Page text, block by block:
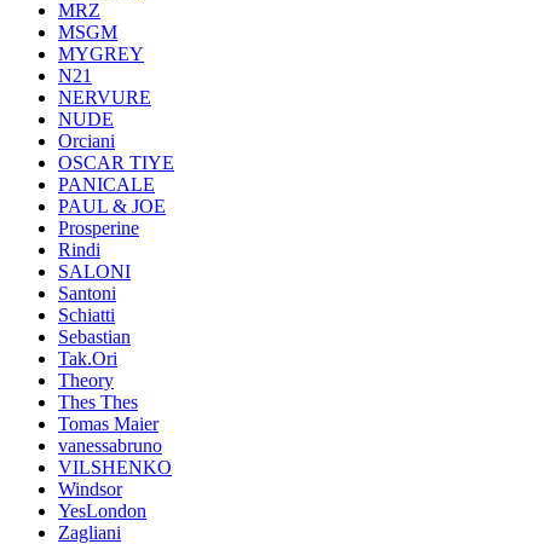
MRZ
MSGM
MYGREY
N21
NERVURE
NUDE
Orciani
OSCAR TIYE
PANICALE
PAUL & JOE
Prosperine
Rindi
SALONI
Santoni
Schiatti
Sebastian
Tak.Ori
Theory
Thes Thes
Tomas Maier
vanessabruno
VILSHENKO
Windsor
YesLondon
Zagliani